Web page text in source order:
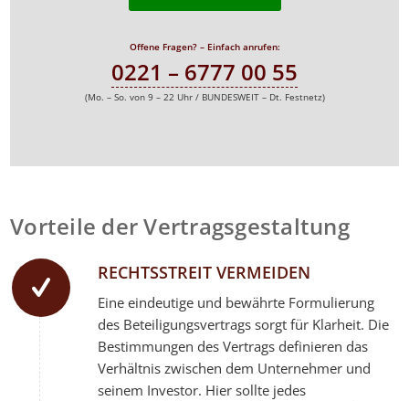
Offene Fragen? – Einfach anrufen:
0221 – 6777 00 55
(Mo. – So. von 9 – 22 Uhr / BUNDESWEIT – Dt. Festnetz)
Vorteile der Vertragsgestaltung
RECHTSSTREIT VERMEIDEN
Eine eindeutige und bewährte Formulierung
des Beteiligungsvertrags sorgt für Klarheit. Die
Bestimmungen des Vertrags definieren das
Verhältnis zwischen dem Unternehmer und
seinem Investor. Hier sollte jedes